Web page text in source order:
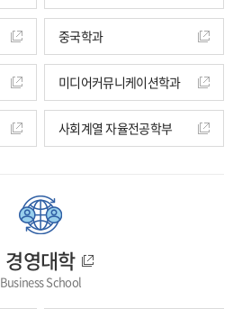
중국학과
미디어커뮤니케이션학과
사회계열 자율전공학부
경영대학
Business School